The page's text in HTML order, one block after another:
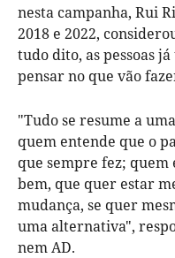
nesta campanha, Rui
2018 e 2022,
tudo dito, as pessoas
pensar no que vão
"Tudo se resume a
quem entende que o
que sempre fez; quem
bem, que quer estar
mudança, se quer
uma alternativa",
nem AD.